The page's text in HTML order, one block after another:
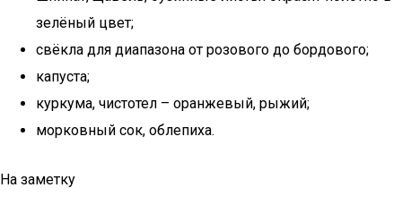
зелёный цвет;
свёкла для диапазона от розового до бордового;
капуста;
куркума, чистотел – оранжевый, рыжий;
морковный сок, облепиха.
На заметку